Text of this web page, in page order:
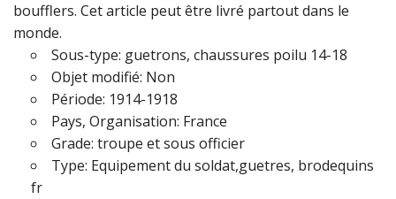
boufflers. Cet article peut être livré partout dans le
monde.
Sous-type: guetrons, chaussures poilu 14-18
Objet modifié: Non
Période: 1914-1918
Pays, Organisation: France
Grade: troupe et sous officier
Type: Equipement du soldat,guetres, brodequins
fr